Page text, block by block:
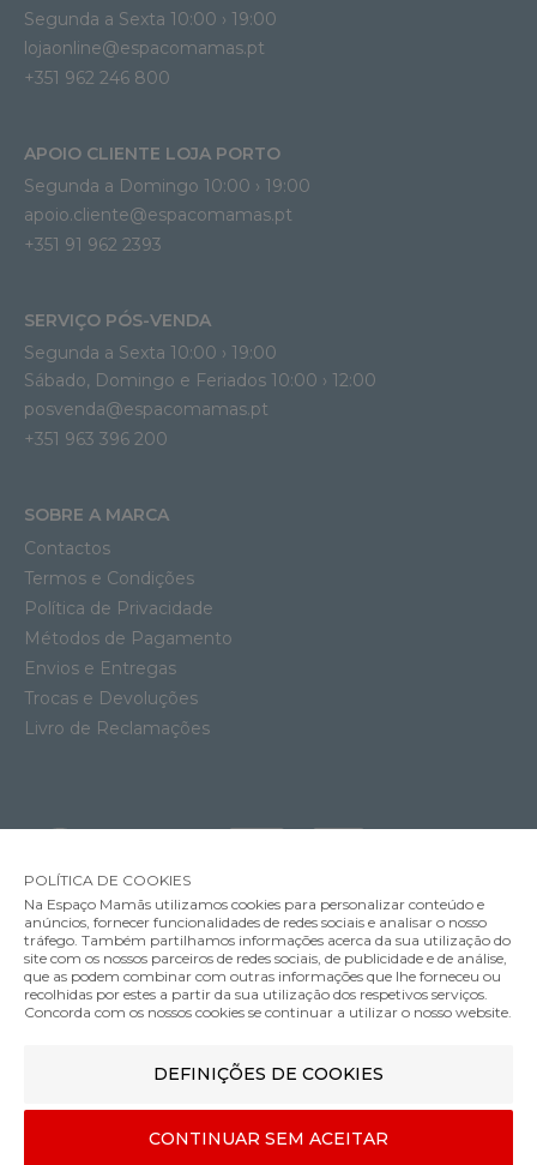
Mala de Viagem Maxi-Cosi Ultra Compacta
Segunda a Sexta 10:00 › 19:00
lojaonline@espacomamas.pt
+351 962 246 800
APOIO CLIENTE LOJA PORTO
Segunda a Domingo 10:00 › 19:00
apoio.cliente@espacomamas.pt
+351 91 962 2393
SERVIÇO PÓS-VENDA
Segunda a Sexta 10:00 › 19:00
Sábado, Domingo e Feriados 10:00 › 12:00
posvenda@espacomamas.pt
+351 963 396 200
SOBRE A MARCA
Contactos
Termos e Condições
Política de Privacidade
Métodos de Pagamento
Envios e Entregas
Trocas e Devoluções
Livro de Reclamações
MÉTODOS DE ENVIO
MÉTODOS DE PAGAMENTO
POLÍTICA DE COOKIES
Na Espaço Mamãs utilizamos cookies para personalizar conteúdo e
anúncios, fornecer funcionalidades de redes sociais e analisar o nosso
tráfego. Também partilhamos informações acerca da sua utilização do
site com os nossos parceiros de redes sociais, de publicidade e de análise,
que as podem combinar com outras informações que lhe forneceu ou
recolhidas por estes a partir da sua utilização dos respetivos serviços.
Concorda com os nossos cookies se continuar a utilizar o nosso website.
DEFINIÇÕES DE COOKIES
CONTINUAR SEM ACEITAR